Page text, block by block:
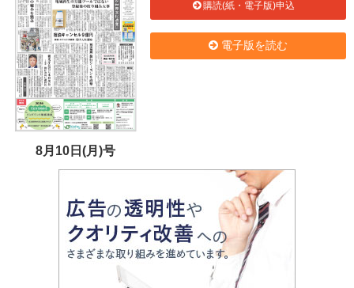
8月10日(月)号
購読(紙・電子版)申込
電子版を読む